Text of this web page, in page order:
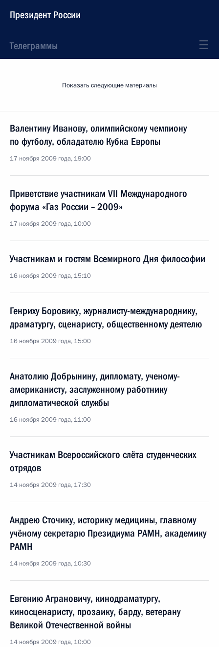
Президент России
Телеграммы
Показать следующие материалы
Валентину Иванову, олимпийскому чемпиону
по футболу, обладателю Кубка Европы
17 ноября 2009 года, 19:00
Приветствие участникам VII Международного
форума «Газ России – 2009»
17 ноября 2009 года, 10:00
Участникам и гостям Всемирного Дня философии
16 ноября 2009 года, 15:10
Генриху Боровику, журналисту-международнику,
драматургу, сценаристу, общественному деятелю
16 ноября 2009 года, 15:00
Анатолию Добрынину, дипломату, ученому-
американисту, заслуженному работнику
дипломатической службы
16 ноября 2009 года, 11:00
Участникам Всероссийского слёта студенческих
отрядов
14 ноября 2009 года, 17:30
Андрею Сточику, историку медицины, главному
учёному секретарю Президиума РАМН, академику
РАМН
14 ноября 2009 года, 10:30
Евгению Аграновичу, кинодраматургу,
киносценаристу, прозаику, барду, ветерану
Великой Отечественной войны
14 ноября 2009 года, 10:00